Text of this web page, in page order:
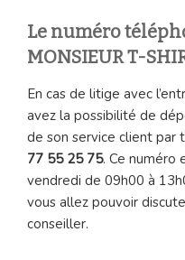
Le numéro
MONSIEUR T-
En cas de litige avec
avez la possibilité de
de son service client par
77 55 25 75. Ce numéro
vendredi de 09h00 à
vous allez pouvoir
conseiller.